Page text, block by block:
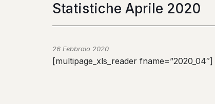
Statistiche Aprile 2020
26 Febbraio 2020
[multipage_xls_reader fname=”2020_04″]